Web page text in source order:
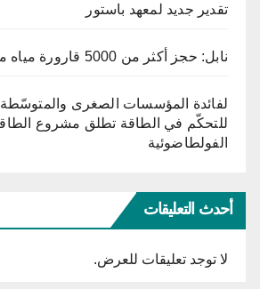
تقدير جديد لمعهد باستور
نابل: حجز أكثر من 5000 قارورة مياه معدنية
لفائدة المؤسسات الصغرى والمتوسّطة:
للتحكّم في الطاقة تطلق مشروع
الفولطاضوئية
أحدث التعليقات
لا توجد تعليقات للعرض.